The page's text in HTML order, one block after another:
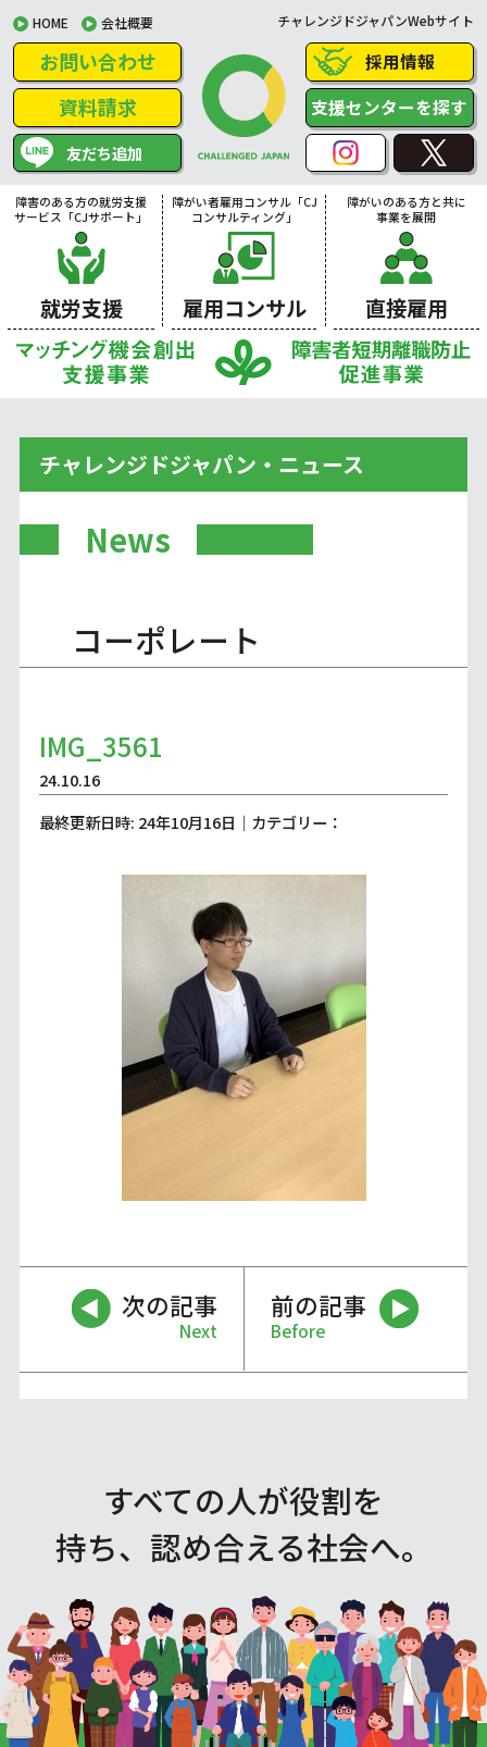
HOME 会社概要 チャレンジドジャパンWebサイト
お問い合わせ
資料請求
友だち追加
採用情報
支援センターを探す
障害のある方の就労支援
サービス「CJサポート」
就労支援
障がい者雇用コンサル「CJ
コンサルティング」
雇用コンサル
障がいのある方と共に
事業を展開
直接雇用
チャレンジドジャパン・ニュース
News
コーポレート
IMG_3561
24.10.16
最終更新日時: 24年10月16日｜カテゴリー：
次の記事
Next
前の記事
Before
すべての人が役割を
持ち、認め合える社会へ。